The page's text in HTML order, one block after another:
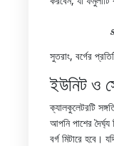
সুতরাং, বর্গের
ইউনিট ও
ক্যালকুলেটরটি
আপনি পাশের
বর্গ মিটারে হবে।